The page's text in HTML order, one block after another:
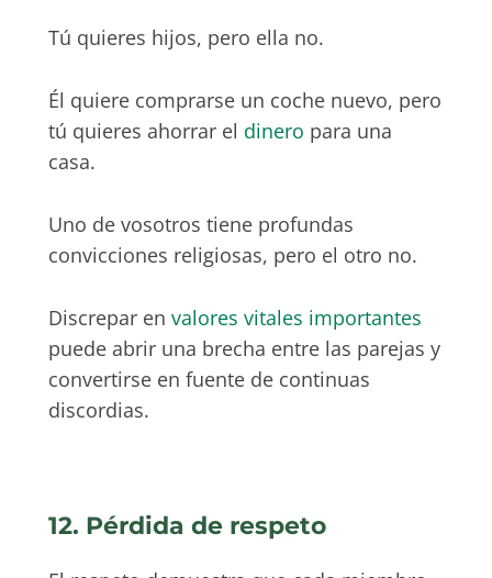
Tú quieres hijos, pero ella no.
Él quiere comprarse un coche nuevo, pero
tú quieres ahorrar el dinero para una
casa.
Uno de vosotros tiene profundas
convicciones religiosas, pero el otro no.
Discrepar en valores vitales importantes
puede abrir una brecha entre las parejas y
convertirse en fuente de continuas
discordias.
12. Pérdida de respeto